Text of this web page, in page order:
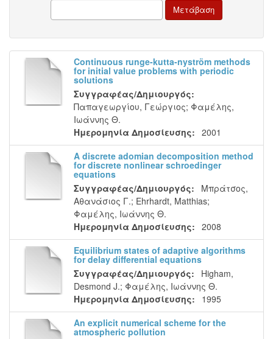
Continuous runge-kutta-nyström methods
for initial value problems with periodic
solutions
Συγγραφέας/Δημιουργός:
Παπαγεωργίου, Γεώργιος; Φαμέλης,
Ιωάννης Θ.
Ημερομηνία Δημοσίευσης: 2001
A discrete adomian decomposition method
for discrete nonlinear schroedinger
equations
Συγγραφέας/Δημιουργός:
Μπράτσος,
Αθανάσιος Γ.; Ehrhardt, Matthias;
Φαμέλης, Ιωάννης Θ.
Ημερομηνία Δημοσίευσης: 2008
Equilibrium states of adaptive algorithms
for delay differential equations
Συγγραφέας/Δημιουργός:
Higham,
Desmond J.; Φαμέλης, Ιωάννης Θ.
Ημερομηνία Δημοσίευσης:
1995
An explicit numerical scheme for the
atmospheric pollution